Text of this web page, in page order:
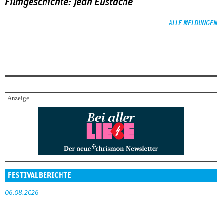
Filmgeschichte: Jean Eustache
ALLE MELDUNGEN
FESTIVALBERICHTE
06.08.2026